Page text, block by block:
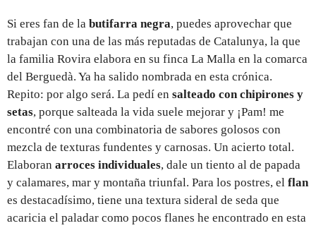
Si eres fan de la butifarra negra, puedes aprovechar que
trabajan con una de las más reputadas de Catalunya, la que
la familia Rovira elabora en su finca La Malla en la comarca
del Berguedà. Ya ha salido nombrada en esta crónica.
Repito: por algo será. La pedí en salteado con chipirones y
setas, porque salteada la vida suele mejorar y ¡Pam! me
encontré con una combinatoria de sabores golosos con
mezcla de texturas fundentes y carnosas. Un acierto total.
Elaboran arroces individuales, dale un tiento al de papada
y calamares, mar y montaña triunfal. Para los postres, el flan
es destacadísimo, tiene una textura sideral de seda que
acaricia el paladar como pocos flanes he encontrado en esta